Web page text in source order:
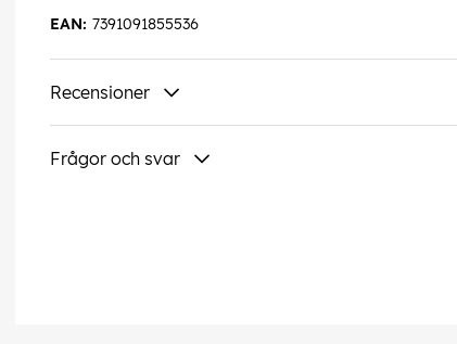
7391091855536
EAN:
Recensioner
Frågor och svar